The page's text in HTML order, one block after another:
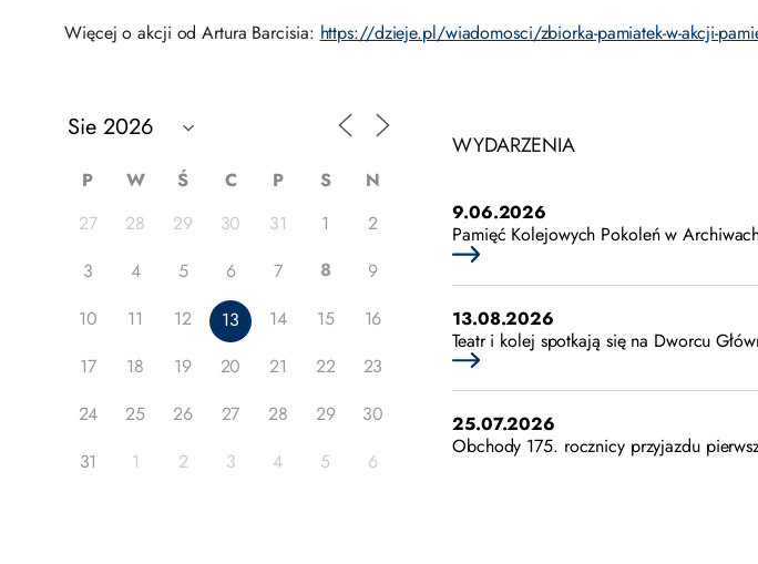
Więcej o akcji od Artura Barcisia: https://dzieje.pl/wiadomosci/zbiorka-pamiatek-w-akcji-
P W Ś C P S
N
27
28 29 30 31 1
2
3
4 5 6 7 8
9
10
11 12 13 14 15
16
17
18 19 20 21 22
23
24
25 26 27 28 29
30
31
1 2 3 4 5 6
WYDARZENIA
9.06.2026
Pamięć Kolejowych Pokoleń w
13.08.2026
Teatr i kolej spotkają się na Dworcu
25.07.2026
Obchody 175. rocznicy przyjazdu